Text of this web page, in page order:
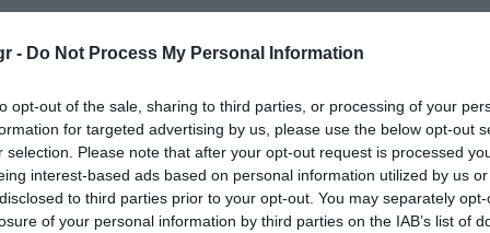
- Do Not Process My Personal Information
opt-out of the sale, sharing to third parties, or processing of your
for targeted advertising by us, please use the below opt-out
selection. Please note that after your opt-out request is processed
interest-based ads based on personal information utilized by us
to third parties prior to your opt-out. You may separately
of your personal information by third parties on the IAB’s list of
από το παιχνίδι.
βίντεο: